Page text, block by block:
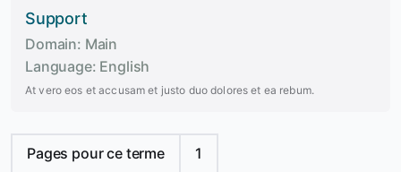
Support
Domain Main
Language English
At vero eos et accusam et justo duo dolores et ea rebum.
Pages pour ce terme 1